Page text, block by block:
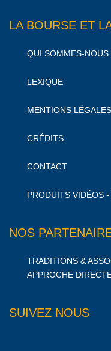
LA BOURSE ET
QUI SOMMES-NOUS
LEXIQUE
MENTIONS LÉGALES
CRÉDITS
CONTACT
PRODUITS VIDÉOS
NOS
TRADITIONS &
APPROCHE
SUIVEZ NOUS